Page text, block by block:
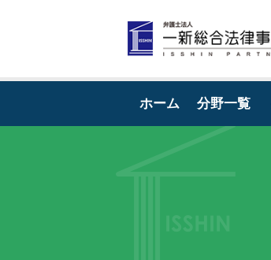
ホーム 分野一覧